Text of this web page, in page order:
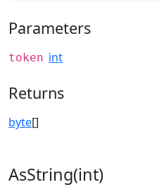
Parameters
token int
Returns
byte[]
AsString(int)